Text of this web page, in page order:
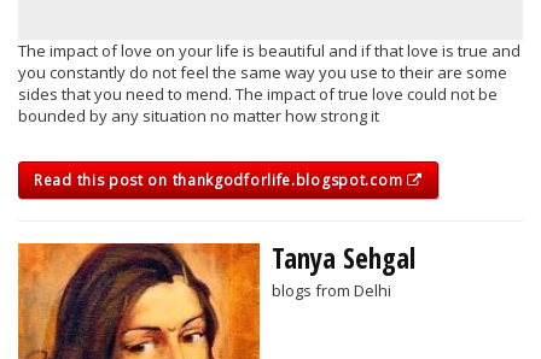
The impact of love on your life is beautiful and if that love is true and
you constantly do not feel the same way you use to their are some
sides that you need to mend. The impact of true love could not be
bounded by any situation no matter how strong it
Read this post on thankgodforlife.blogspot.com
Tanya Sehgal
blogs from Delhi